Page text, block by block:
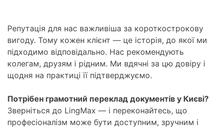
Репутація для нас важливіша за короткострокову
вигоду. Тому кожен клієнт — це історія, до якої ми
підходимо відповідально. Нас рекомендують
колегам, друзям і рідним. Ми вдячні за цю довіру і
щодня на практиці її підтверджуємо.
Потрібен грамотний переклад документів у Києві?
Зверніться до LingMax — і переконайтесь, що
професіоналізм може бути доступним, зручним і